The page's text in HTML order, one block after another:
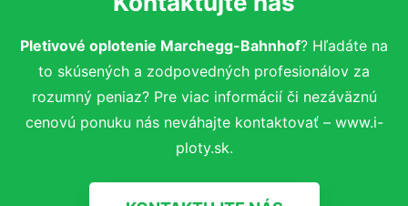
Pletivové oplotenie Marchegg-Bahnhof? Hľadáte na
to skúsených a zodpovedných profesionálov za
rozumný peniaz? Pre viac informácií či nezáväznú
cenovú ponuku nás neváhajte kontaktovať – www.i-
ploty.sk.